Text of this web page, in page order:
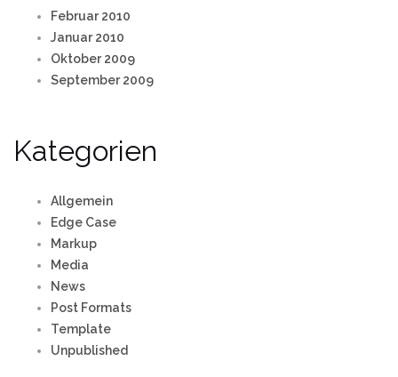
Februar 2010
Januar 2010
Oktober 2009
September 2009
Kategorien
Allgemein
Edge Case
Markup
Media
News
Post Formats
Template
Unpublished